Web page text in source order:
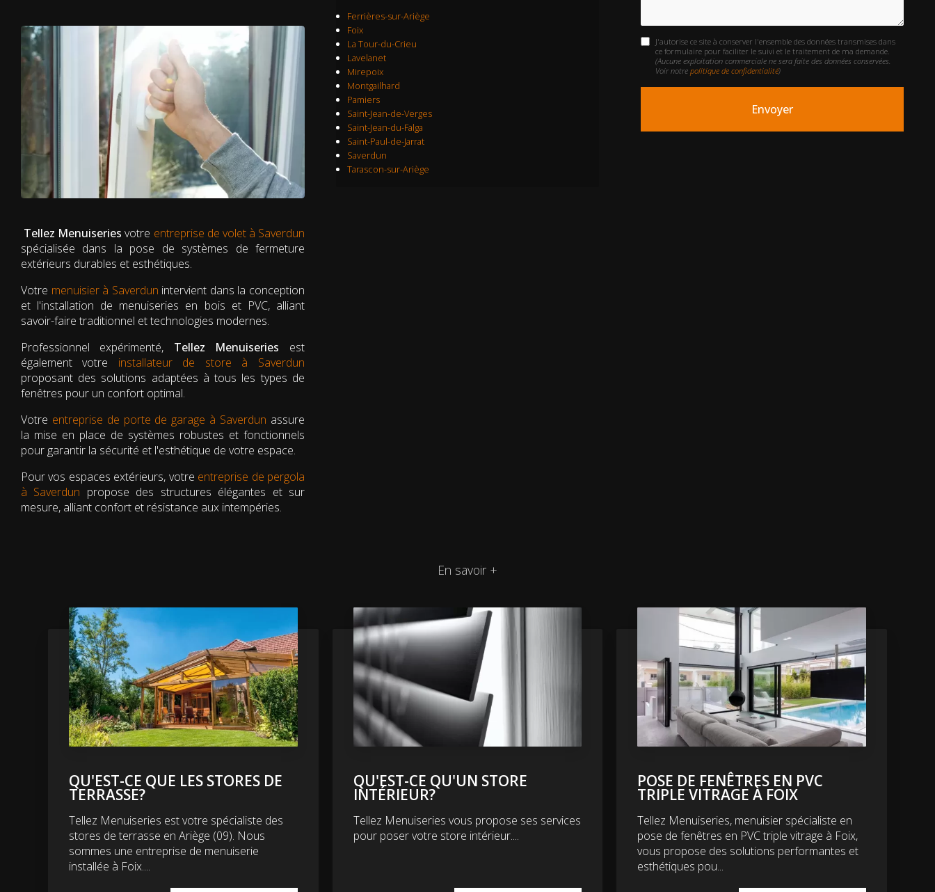
Tellez Menuiseries votre entreprise de volet à Saverdun
spécialisée dans la pose de systèmes de fermeture
extérieurs durables et esthétiques.
Votre menuisier à Saverdun intervient dans la conception
et l'installation de menuiseries en bois et PVC, alliant
savoir-faire traditionnel et technologies modernes.
Professionnel expérimenté, Tellez Menuiseries est
également votre installateur de store à Saverdun
proposant des solutions adaptées à tous les types de
fenêtres pour un confort optimal.
Votre entreprise de porte de garage à Saverdun assure
la mise en place de systèmes robustes et fonctionnels
pour garantir la sécurité et l'esthétique de votre espace.
Pour vos espaces extérieurs, votre entreprise de pergola
à Saverdun propose des structures élégantes et sur
mesure, alliant confort et résistance aux intempéries.
Ferrières-sur-Ariège
Foix
La Tour-du-Crieu
Lavelanet
Mirepoix
Montgailhard
Pamiers
Saint-Jean-de-Verges
Saint-Jean-du-Falga
Saint-Paul-de-Jarrat
Saverdun
Tarascon-sur-Ariège
J'autorise ce site à conserver l'ensemble des données transmises dans
ce formulaire pour faciliter le suivi et le traitement de ma demande.
(Aucune exploitation commerciale ne sera faite des données conservées.
Voir notre politique de confidentialité)
En savoir +
QU'EST-CE QUE LES STORES DE
TERRASSE?
Tellez Menuiseries est votre spécialiste des
stores de terrasse en Ariège (09). Nous
sommes une entreprise de menuiserie
installée à Foix....
QU'EST-CE QU'UN STORE
INTÉRIEUR?
Tellez Menuiseries vous propose ses services
pour poser votre store intérieur....
POSE DE FENÊTRES EN PVC
TRIPLE VITRAGE À FOIX
Tellez Menuiseries, menuisier spécialiste en
pose de fenêtres en PVC triple vitrage à Foix,
vous propose des solutions performantes et
esthétiques pou...